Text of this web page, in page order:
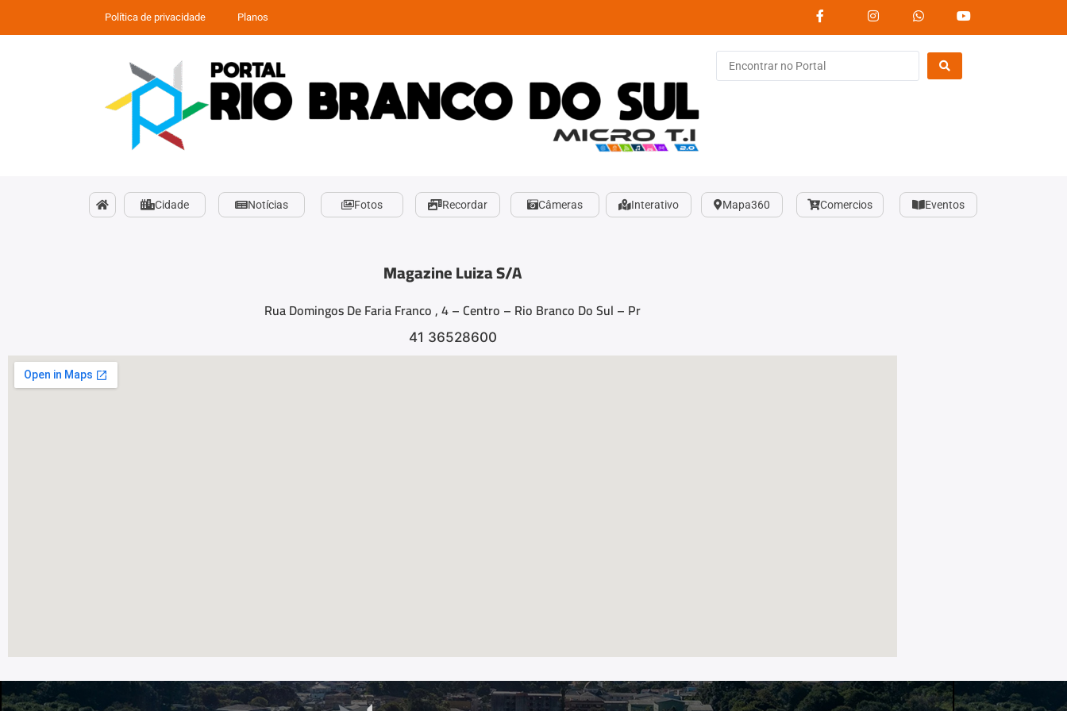
Política de privacidade Planos
Cidade Notícias Fotos Recordar Câmeras Interativo Mapa360 Comercios Eventos
Magazine Luiza S/A
Rua Domingos De Faria Franco , 4 – Centro – Rio Branco Do Sul – Pr
41 36528600